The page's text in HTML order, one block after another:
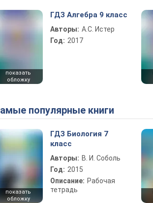
показать
обложку
ГДЗ Алгебра 9 класс
Авторы: А.С. Истер
Год: 2017
Самые популярные книги
показать
обложку
ГДЗ Биология 7
класс
Авторы: В. И. Соболь
Год: 2015
Описание: Рабочая
тетрадь